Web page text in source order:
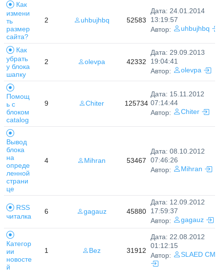
Как
измени
ть
размер
сайта?
2 uhbujhbq 52583
Дата: 24.01.2014
13:19:57
Автор:
uhbujhbq
Как
убрать
у блока
шапку
2 olevpa 42332
Дата: 29.09.2013
19:04:41
Автор:
olevpa
Помощ
ь с
блоком
catalog
9 Chiter 125734
Дата: 15.11.2012
07:14:44
Автор:
Chiter
Вывод
блока
на
опреде
ленной
страни
це
4 Mihran 53467
Дата: 08.10.2012
07:46:26
Автор:
Mihran
RSS
читалка
6 gagauz 45880
Дата: 12.09.2012
17:59:37
Автор:
gagauz
Категор
ии
новосте
й
1 Bez 31912
Дата: 22.08.2012
01:12:15
Автор:
SLAED